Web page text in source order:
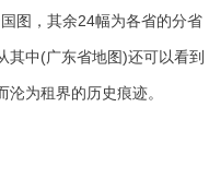
图，其余24幅为各省的分省
其中(广东省地图)还可以看到
为租界的历史痕迹。